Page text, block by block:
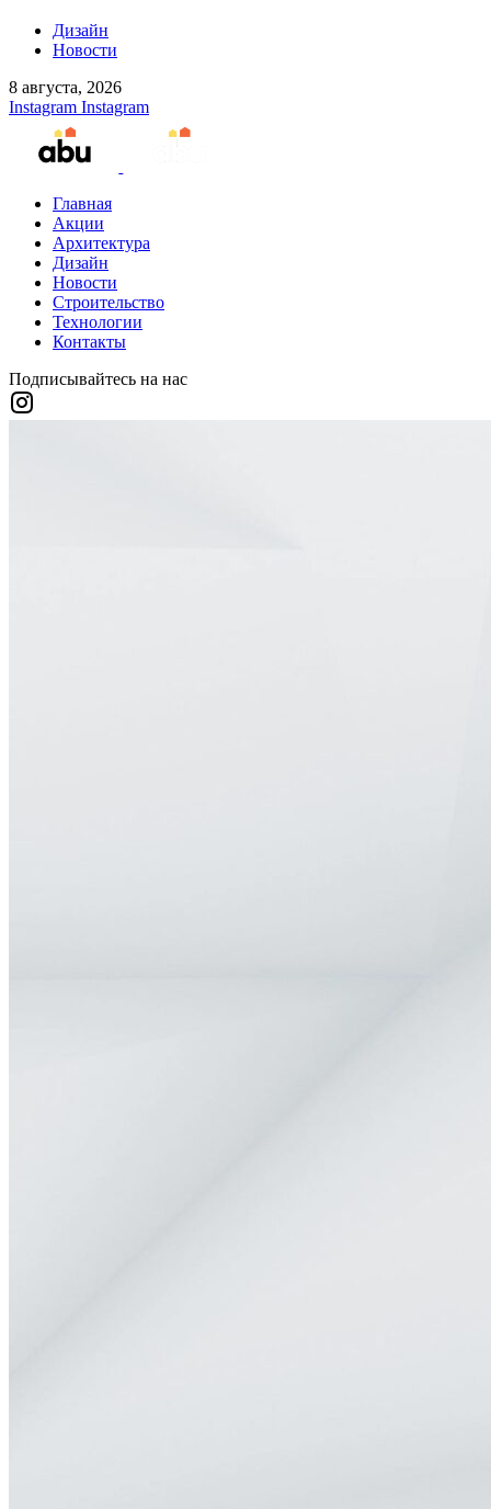
Дизайн
Новости
8 августа, 2026
Instagram Instagram
Главная
Акции
Архитектура
Дизайн
Новости
Строительство
Технологии
Контакты
Подписывайтесь на нас